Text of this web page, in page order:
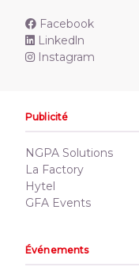
Facebook
Linkedln
Instagram
Publicité
NGPA Solutions
La Factory
Hytel
GFA Events
Événements